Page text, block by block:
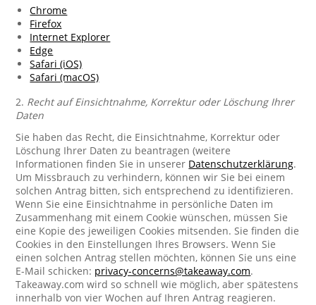
Chrome
Firefox
Internet Explorer
Edge
Safari (iOS)
Safari (macOS)
2. Recht auf Einsichtnahme, Korrektur oder Löschung Ihrer
Daten
Sie haben das Recht, die Einsichtnahme, Korrektur oder
Löschung Ihrer Daten zu beantragen (weitere
Informationen finden Sie in unserer Datenschutzerklärung.
Um Missbrauch zu verhindern, können wir Sie bei einem
solchen Antrag bitten, sich entsprechend zu identifizieren.
Wenn Sie eine Einsichtnahme in persönliche Daten im
Zusammenhang mit einem Cookie wünschen, müssen Sie
eine Kopie des jeweiligen Cookies mitsenden. Sie finden die
Cookies in den Einstellungen Ihres Browsers. Wenn Sie
einen solchen Antrag stellen möchten, können Sie uns eine
E-Mail schicken: privacy-concerns@takeaway.com.
Takeaway.com wird so schnell wie möglich, aber spätestens
innerhalb von vier Wochen auf Ihren Antrag reagieren.